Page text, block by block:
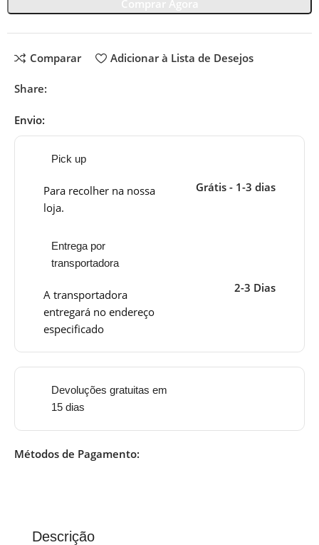
Comparar Adicionar à Lista de Desejos
Share:
Envio:
Pick up
Para recolher na nossa
loja.
Grátis - 1-3 dias
Entrega por
transportadora
A transportadora
entregará no endereço
especificado
2-3 Dias
Devoluções gratuitas em
15 dias
Métodos de Pagamento:
Descrição